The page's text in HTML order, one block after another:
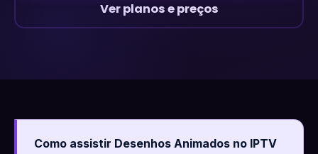
Ver planos e preços
Como assistir Desenhos Animados no IPTV